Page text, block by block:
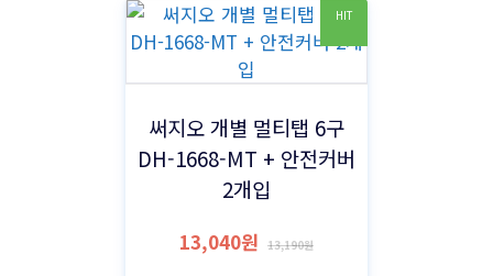
HIT
써지오 개별 멀티탭 6구
DH-1668-MT + 안전커버
2개입
13,040원 13,190원